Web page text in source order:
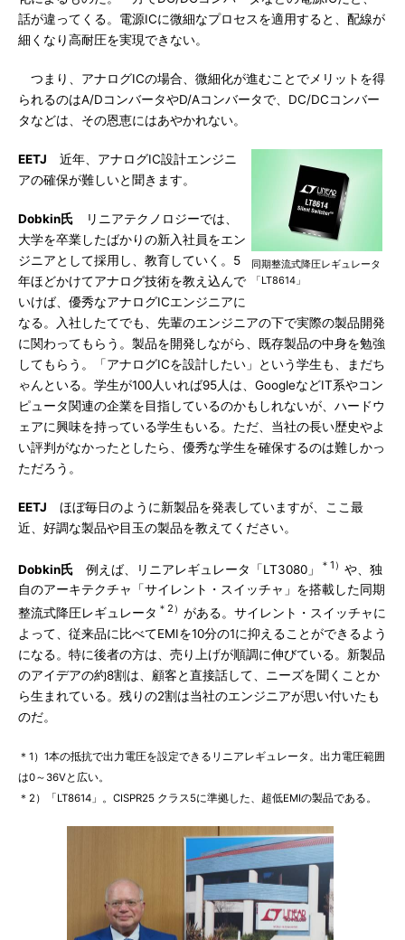
話が違ってくる。電源ICに微細なプロセスを適用すると、配線が
細くなり高耐圧を実現できない。
つまり、アナログICの場合、微細化が進むことでメリットを得
られるのはA/DコンバータやD/Aコンバータで、DC/DCコンバー
タなどは、その恩恵にはあやかれない。
同期整流式降圧レギュレータ
「LT8614」
EETJ 近年、アナログIC設計エンジニ
アの確保が難しいと聞きます。
Dobkin氏 リニアテクノロジーでは、
大学を卒業したばかりの新入社員をエン
ジニアとして採用し、教育していく。5
年ほどかけてアナログ技術を教え込んで
いけば、優秀なアナログICエンジニアに
なる。入社したてでも、先輩のエンジニアの下で実際の製品開発
に関わってもらう。製品を開発しながら、既存製品の中身を勉強
してもらう。「アナログICを設計したい」という学生も、まだち
ゃんといる。学生が100人いれば95人は、GoogleなどIT系やコン
ピュータ関連の企業を目指しているのかもしれないが、ハードウ
ェアに興味を持っている学生もいる。ただ、当社の長い歴史やよ
い評判がなかったとしたら、優秀な学生を確保するのは難しかっ
ただろう。
EETJ ほぼ毎日のように新製品を発表していますが、ここ最
近、好調な製品や目玉の製品を教えてください。
Dobkin氏 例えば、リニアレギュレータ「LT3080」 ＊1） や、独
自のアーキテクチャ「サイレント・スイッチャ」を搭載した同期
整流式降圧レギュレータ ＊2） がある。サイレント・スイッチャに
よって、従来品に比べてEMIを10分の1に抑えることができるよう
になる。特に後者の方は、売り上げが順調に伸びている。新製品
のアイデアの約8割は、顧客と直接話して、ニーズを聞くことか
ら生まれている。残りの2割は当社のエンジニアが思い付いたも
のだ。
＊1）1本の抵抗で出力電圧を設定できるリニアレギュレータ。出力電圧範囲
は0～36Vと広い。
＊2）「LT8614」。CISPR25 クラス5に準拠した、超低EMIの製品である。